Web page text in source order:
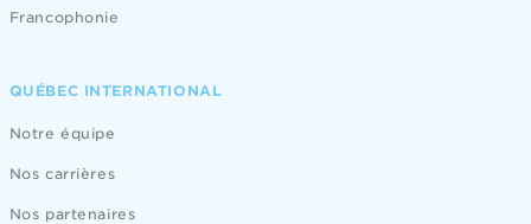
Francophonie
QUÉBEC INTERNATIONAL
Notre équipe
Nos carrières
Nos partenaires